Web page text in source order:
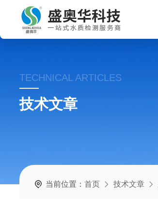
TECHNICAL ARTICLES
技术文章
当前位置：首页 技术文章